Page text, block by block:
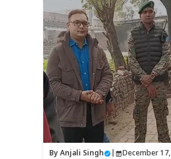
By Anjali Singh December